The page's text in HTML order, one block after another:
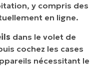
y compris des
en ligne.
dans le volet de
cochez les cases
nécessitant le